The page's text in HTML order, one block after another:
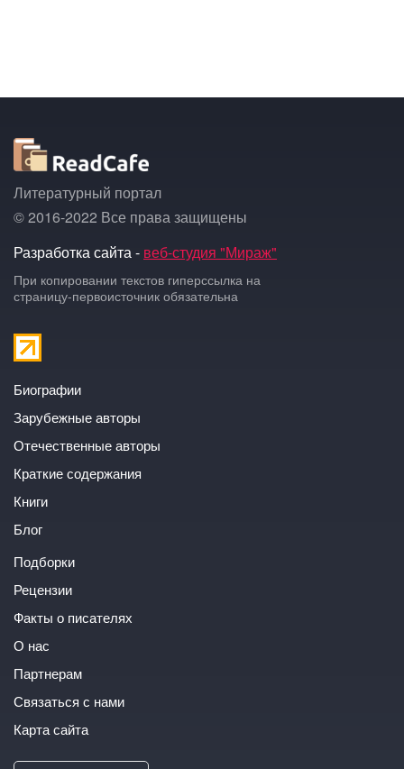
Литературный портал
© 2016-2022 Все права защищены
Разработка сайта - веб-студия "Мираж"
При копировании текстов гиперссылка на
страницу-первоисточник обязательна
Биографии
Зарубежные авторы
Отечественные авторы
Краткие содержания
Книги
Блог
Подборки
Рецензии
Факты о писателях
О нас
Партнерам
Связаться с нами
Карта сайта